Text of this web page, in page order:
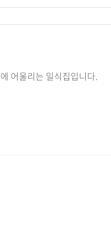
어울리는 일식집입니다.